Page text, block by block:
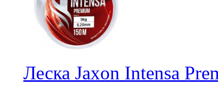
Леска Jaxon Intensa